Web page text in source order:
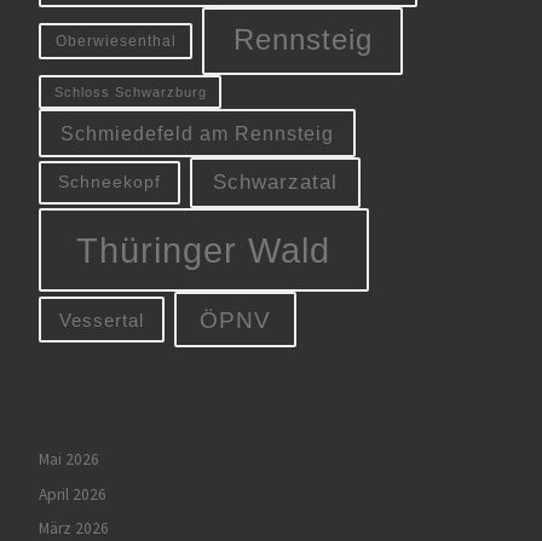
Oberwiesenthal Rennsteig
Schloss Schwarzburg
Schmiedefeld am Rennsteig
Schneekopf Schwarzatal
Thüringer Wald
Vessertal ÖPNV
Mai 2026
April 2026
März 2026